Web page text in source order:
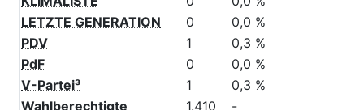
DAVA
4
1,0 %
KLIMALISTE
0
0,0 %
LETZTE GENERATION
0
0,0 %
PDV
1
0,3 %
PdF
0
0,0 %